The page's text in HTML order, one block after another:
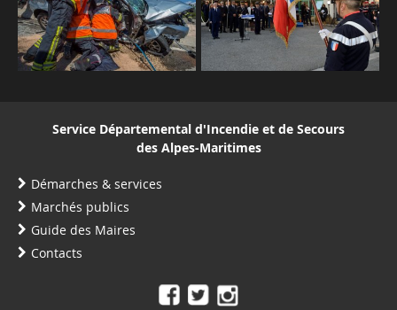
Service Départemental d'Incendie et de Secours
des Alpes-Maritimes
Démarches & services
Marchés publics
Guide des Maires
Contacts